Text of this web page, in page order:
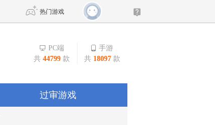
热门游戏
传奇4
新天龙八部
PC端
共 44799 款
手游
共 18097 款
过审游戏